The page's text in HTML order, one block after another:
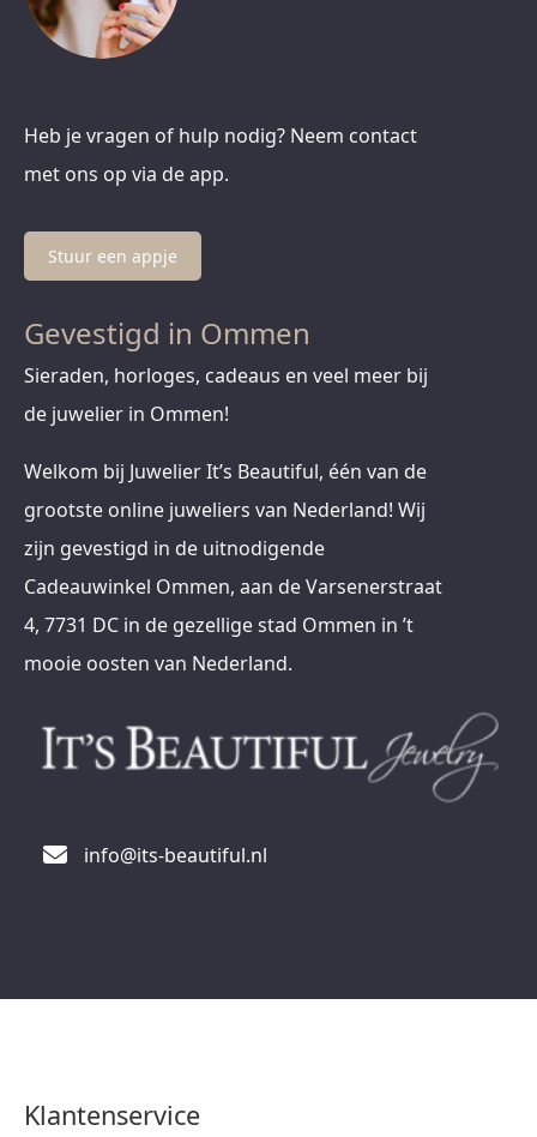
Heb je vragen of hulp nodig? Neem contact
met ons op via de app.
Stuur een appje
Gevestigd in Ommen
Sieraden, horloges, cadeaus en veel meer bij
de juwelier in Ommen!
Welkom bij Juwelier It’s Beautiful, één van de
grootste online juweliers van Nederland! Wij
zijn gevestigd in de uitnodigende
Cadeauwinkel Ommen, aan de Varsenerstraat
4, 7731 DC in de gezellige stad Ommen in ’t
mooie oosten van Nederland.
info@its-beautiful.nl
Klantenservice